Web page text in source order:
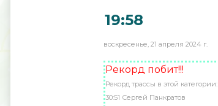
19:58
воскресенье, 21 апреля 2024 г.
Рекорд побит!!!
Рекорд трассы в этой категории:
30:51 Сергей Панкратов